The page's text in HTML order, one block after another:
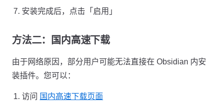
安装完成后，点击「启用」
方法二：国内高速下载
由于网络原因，部分用户可能无法直接在 Obsidian 内安
装插件。您可以：
访问 国内高速下载页面